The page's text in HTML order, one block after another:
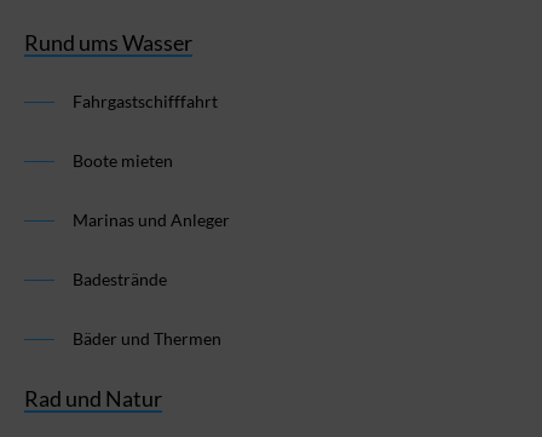
Rund ums Wasser
Fahrgastschifffahrt
Boote mieten
Marinas und Anleger
Badestrände
Bäder und Thermen
Rad und Natur